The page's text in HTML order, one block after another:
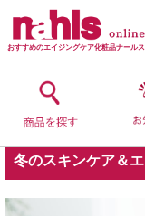
おすすめのエイジングケア化粧品ナールス
冬のスキンケア＆